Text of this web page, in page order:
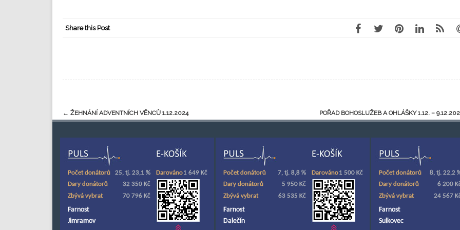
Share this Post
← ŽEHNÁNÍ ADVENTNÍCH VĚNCŮ 1.12.2024 POŘAD BOHOSLUŽEB A OHLÁŠKY 1.12. –